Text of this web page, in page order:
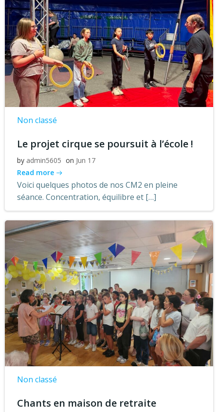
Non classé
Le projet cirque se poursuit à l’école !
by admin5605 on Jun 17
Read more
Voici quelques photos de nos CM2 en pleine
séance. Concentration, équilibre et […]
Non classé
Chants en maison de retraite